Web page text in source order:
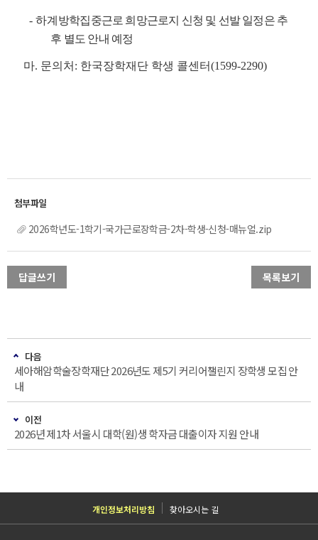
- 하계 방학집중근로 희망근로지 신청 및 선발 일정은 추
후 별도 안내 예정
마. 문의처: 한국장학재단 학생 콜센터(1599-2290)
2026학년도-1학기-국가근로장학금-2차-학생-신청-매뉴얼.zip
답글쓰기 목록보기
다음
세아해암학술장학재단 2026년도 제5기 커리어챌린지 장학생 모집 안
내
이전
2026년 제1차 서울시 대학(원)생 학자금 대출이자 지원 안내
개인정보처리방침 찾아오시는 길